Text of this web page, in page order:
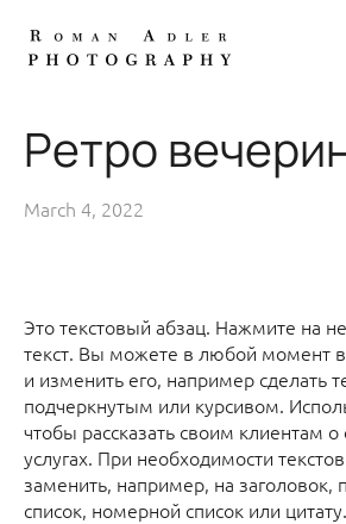
Ретро
March 4, 2022
Это текстовый абзац. Нажмите на
текст. Вы можете в любой момент
и изменить его, например сделать
подчеркнутым или курсивом.
чтобы рассказать своим клиентам о
услугах. При необходимости
заменить, например, на заголовок,
список, номерной список или цитату.